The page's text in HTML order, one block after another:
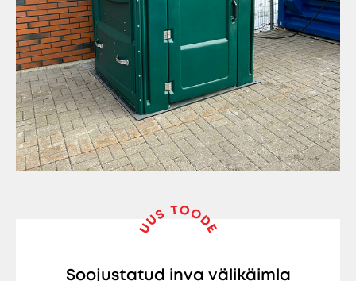
Soojustatud inva välikäimla